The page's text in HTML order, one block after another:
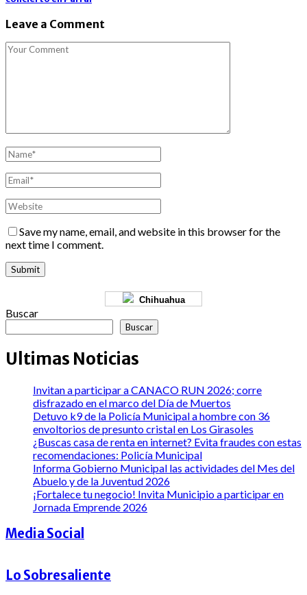
Leave a Comment
Save my name, email, and website in this browser for the
next time I comment.
Chihuahua
Buscar
Buscar
Ultimas Noticias
Invitan a participar a CANACO RUN 2026; corre
disfrazado en el marco del Día de Muertos
Detuvo k9 de la Policía Municipal a hombre con 36
envoltorios de presunto cristal en Los Girasoles
¿Buscas casa de renta en internet? Evita fraudes con estas
recomendaciones: Policía Municipal
Informa Gobierno Municipal las actividades del Mes del
Abuelo y de la Juventud 2026
¡Fortalece tu negocio! Invita Municipio a participar en
Jornada Emprende 2026
Media Social
Lo Sobresaliente